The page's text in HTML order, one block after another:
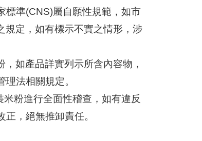
標準(CNS)屬自願性規範，如市
規定，如有標示不實之情形，涉
如產品詳實列示所含內容物，
法相關規定。
粉進行全面性稽查，如有違反
，絕無推卸責任。